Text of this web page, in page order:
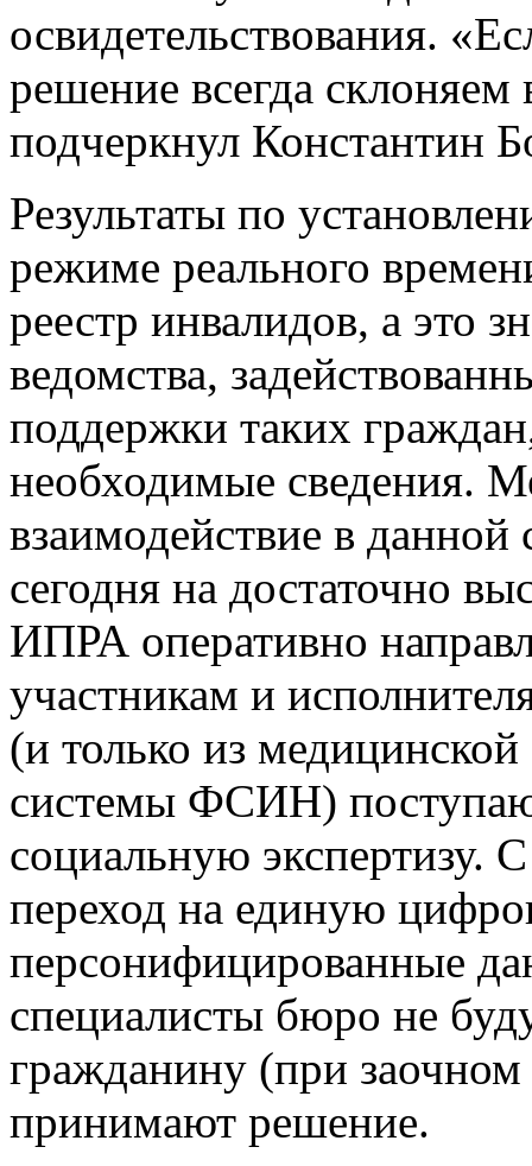
освидетельствования.
решение всегда склоняем
подчеркнул Константин
Результаты по
режиме реального
реестр инвалидов, а это
ведомства,
поддержки таких
необходимые сведения.
взаимодействие в
сегодня на достаточно
ИПРА оперативно
участникам и
(и только из
системы ФСИН)
социальную экспертизу.
переход на единую
персонифицированные
специалисты бюро не
гражданину (при заочном
принимают решение.